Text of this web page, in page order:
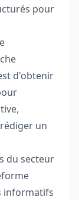
pour
d'obtenir
un
du secteur
informatifs